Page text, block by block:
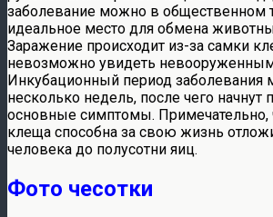
заболевание можно в общественном
идеальное место для обмена
Заражение происходит из-за самки
невозможно увидеть
Инкубационный период заболевания
несколько недель, после чего начнут
основные симптомы. Примечательно,
клеща способна за свою жизнь
человека до полусотни яиц.
Фото чесотки